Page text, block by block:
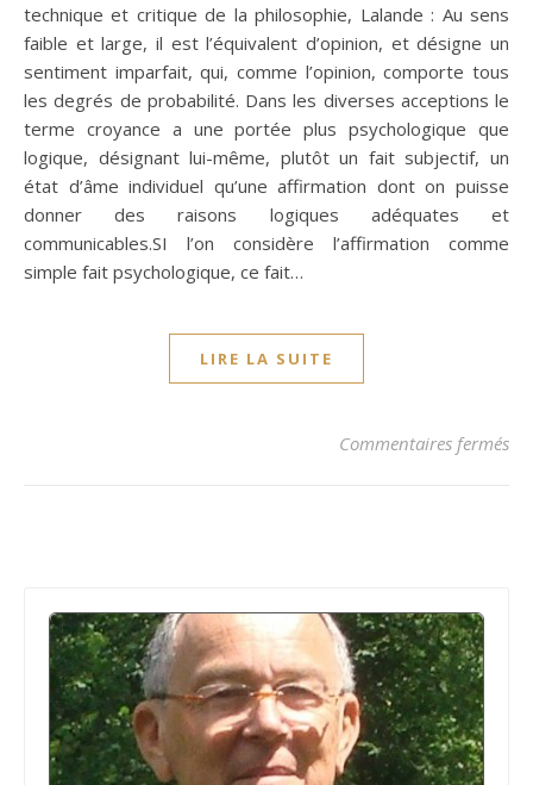
technique et critique de la philosophie, Lalande : Au sens
faible et large, il est l’équivalent d’opinion, et désigne un
sentiment imparfait, qui, comme l’opinion, comporte tous
les degrés de probabilité. Dans les diverses acceptions le
terme croyance a une portée plus psychologique que
logique, désignant lui-même, plutôt un fait subjectif, un
état d’âme individuel qu’une affirmation dont on puisse
donner des raisons logiques adéquates et
communicables.SI l’on considère l’affirmation comme
simple fait psychologique, ce fait…
LIRE LA SUITE
Commentaires fermés